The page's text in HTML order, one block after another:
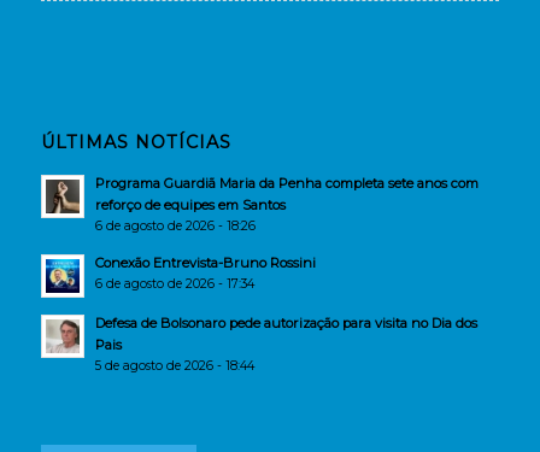
ÚLTIMAS NOTÍCIAS
Programa Guardiã Maria da Penha completa sete anos com
reforço de equipes em Santos
6 de agosto de 2026 - 18:26
Conexão Entrevista-Bruno Rossini
6 de agosto de 2026 - 17:34
Defesa de Bolsonaro pede autorização para visita no Dia dos
Pais
5 de agosto de 2026 - 18:44